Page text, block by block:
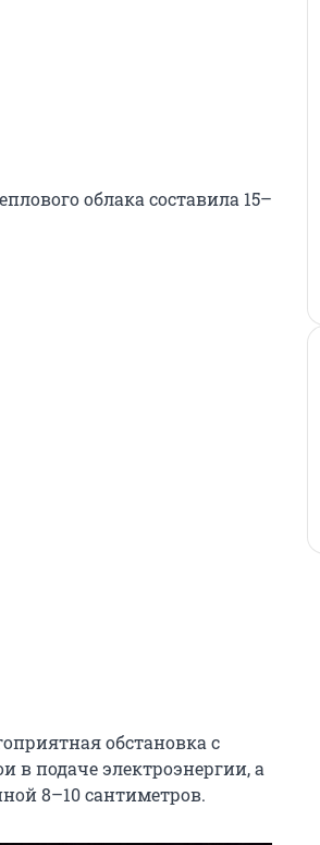
облака составила 15–
обстановка с
в подаче электроэнергии, а
8–10 сантиметров.